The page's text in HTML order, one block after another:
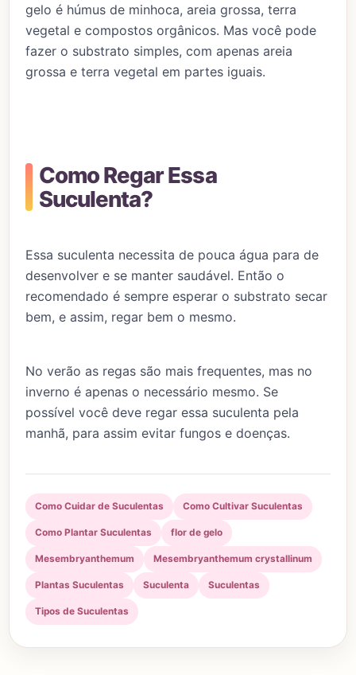
gelo é húmus de minhoca, areia grossa, terra
vegetal e compostos orgânicos. Mas você pode
fazer o substrato simples, com apenas areia
grossa e terra vegetal em partes iguais.
Como Regar Essa
Suculenta?
Essa suculenta necessita de pouca água para de
desenvolver e se manter saudável. Então o
recomendado é sempre esperar o substrato secar
bem, e assim, regar bem o mesmo.
No verão as regas são mais frequentes, mas no
inverno é apenas o necessário mesmo. Se
possível você deve regar essa suculenta pela
manhã, para assim evitar fungos e doenças.
Como Cuidar de Suculentas Como Cultivar Suculentas
Como Plantar Suculentas flor de gelo
Mesembryanthemum Mesembryanthemum crystallinum
Plantas Suculentas Suculenta Suculentas
Tipos de Suculentas